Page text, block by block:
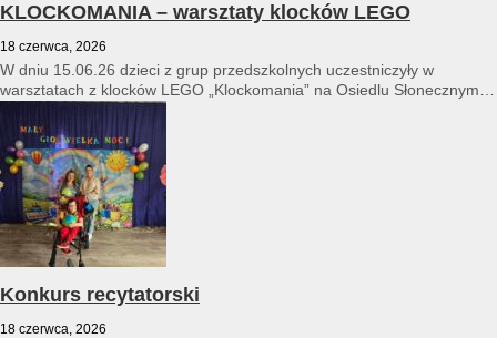
KLOCKOMANIA – warsztaty klocków LEGO
18 czerwca, 2026
W dniu 15.06.26 dzieci z grup przedszkolnych uczestniczyły w
warsztatach z klocków LEGO „Klockomania” na Osiedlu Słonecznym
Konkurs recytatorski
18 czerwca, 2026